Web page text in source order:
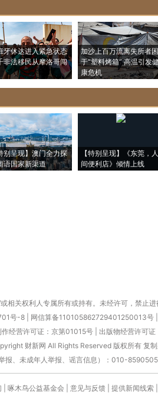
牙休达进入紧急状态
非法移民从摩洛哥闯
加沙上百万流离失所者困
于“塑料烤箱” 高温引发健
康危机
别呈现】澳门全力探
语国家新渠道
【特别呈现】《东莞，人
间便利店》倾情上线
相关权利人专属所有或持有。未经许可，禁止进
号-8 网信算备110105862729401250013号
经营许可证：京第01015号| 出版物经营许可
财新网 All Rights Reserved 版权所有 复
报、未成年人举报、谣言信息）：010-
啄木鸟公益基金会 意见与反馈 提供新闻线索